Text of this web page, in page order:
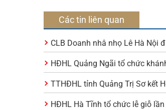
Các tin liên quan
CLB Doanh nhâ nhọ Lê Hà Nội
HĐHL Quảng Ngãi tổ chức
TTHĐHL tỉnh Quảng Trị Sơ kết
HĐHL Hà Tĩnh tổ chức lễ giỗ